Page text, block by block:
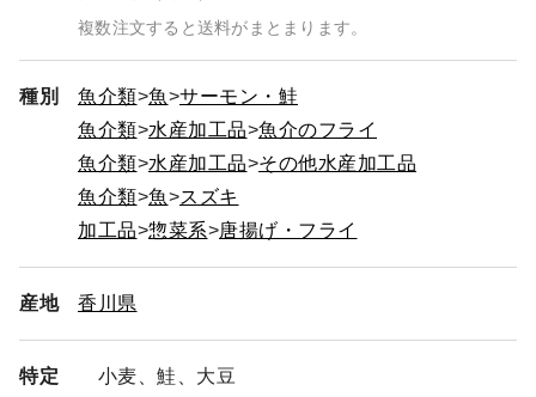
複数注文すると送料がまとまります。
種別 魚介類 魚
サーモン・鮭
魚介類
水産加工品
魚介のフライ
魚介類
水産加工品
その他水産加工品
魚介類 魚
スズキ
加工品
惣菜系 唐揚げ・フライ
産地 香川県
特定
小麦、鮭、大豆